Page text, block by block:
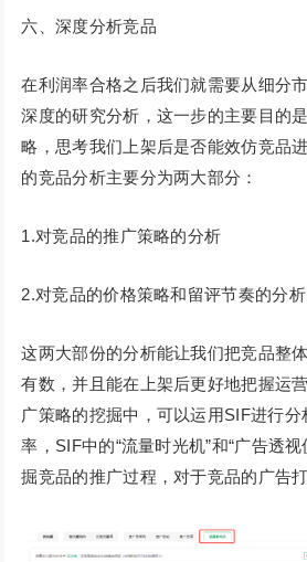
六、深度分析竞品
在利润率合格之后我们就需要从细分
深度的研究分析，这一步的主要目的
略，思考我们上架后是否能效仿竞品
的竞品分析主要分为两大部分：
1.对竞品的推广策略的分析
2.对竞品的价格策略和留评节奏的分析
这两大部份的分析能让我们把竞品整
有数，并且能在上架后更好地把握运
广策略的挖掘中，可以运用SIF进行
率，SIF中的“流量时光机”和“广告透
掘竞品的推广过程，对于竞品的广告打